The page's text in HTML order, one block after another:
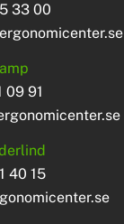
33 00
09 91
40 15